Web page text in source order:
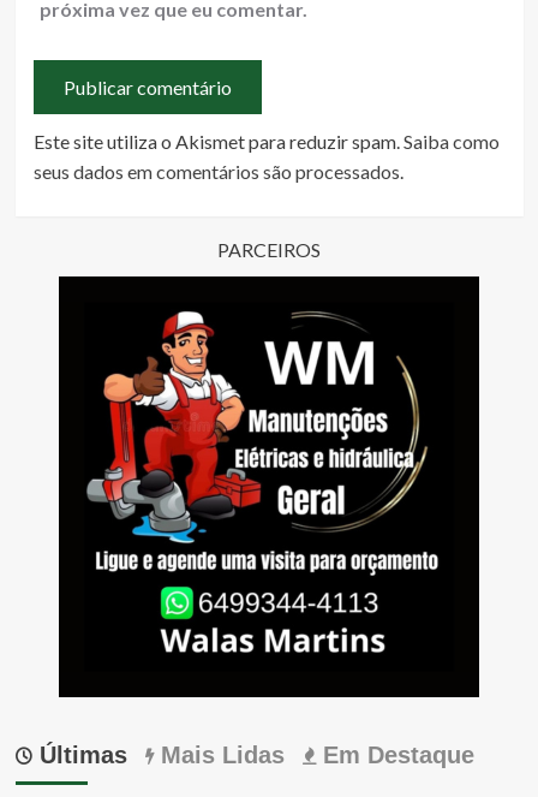
próxima vez que eu comentar.
Este site utiliza o Akismet para reduzir spam.Saiba como
seus dados em comentários são processados.
PARCEIROS
Últimas Mais Lidas Em Destaque